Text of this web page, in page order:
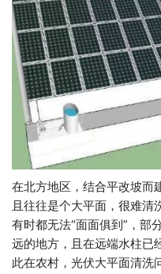
在北方地区，结合平改坡而
且往往是个大平面，很难
有时都无法“面面俱到”，部
远的地方，且在远端水柱已
此在农村，光伏大平面清